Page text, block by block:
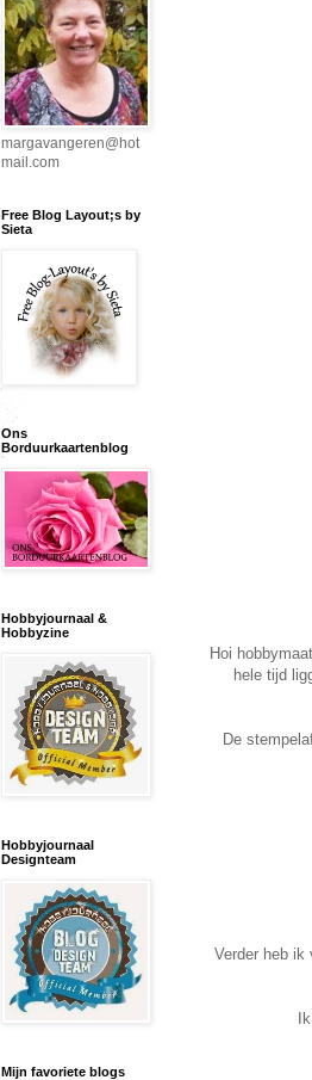
Hoi
hele tijd
De
Verder heb ik
margavangeren@hot
mail.com
Free Blog Layout;s by
Sieta
Ons
Borduurkaartenblog
Hobbyjournaal &
Hobbyzine
Hobbyjournaal
Designteam
Mijn favoriete blogs